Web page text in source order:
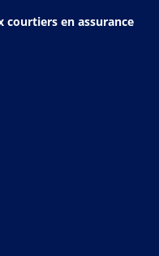
courtiers en assurance